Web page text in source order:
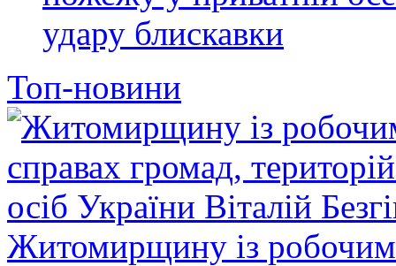
удару блискавки
Топ-новини
Житомирщину із робочим